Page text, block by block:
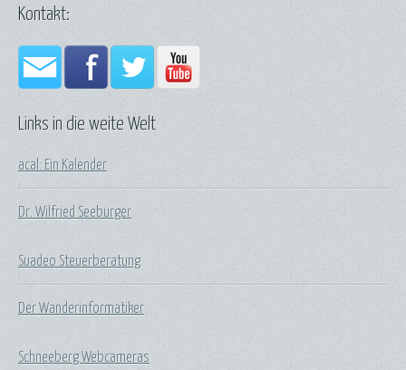
Links in die weite Welt
acal: Ein Kalender
Dr. Wilfried Seeburger
Suadeo Steuerberatung
Der Wanderinformatiker
Schneeberg Webcameras
Kontakt: